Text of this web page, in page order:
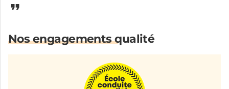
Nos engagements qualité